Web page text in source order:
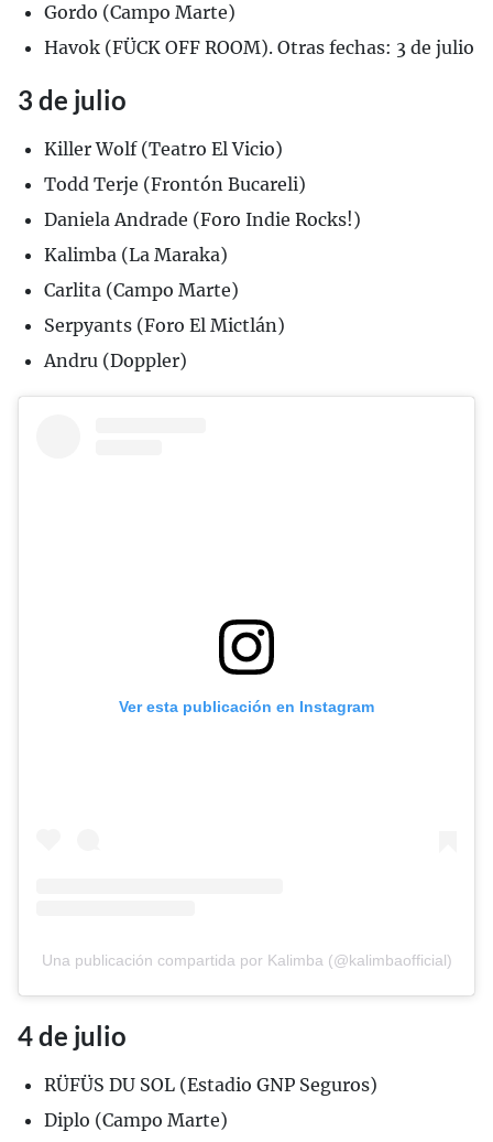
Gordo (Campo Marte)
Havok (FÜCK OFF ROOM). Otras fechas: 3 de julio
3 de julio
Killer Wolf (Teatro El Vicio)
Todd Terje (Frontón Bucareli)
Daniela Andrade (Foro Indie Rocks!)
Kalimba (La Maraka)
Carlita (Campo Marte)
Serpyants (Foro El Mictlán)
Andru (Doppler)
Ver esta publicación en Instagram
Una publicación compartida por Kalimba (@kalimbaofficial)
4 de julio
RÜFÜS DU SOL (Estadio GNP Seguros)
Diplo (Campo Marte)